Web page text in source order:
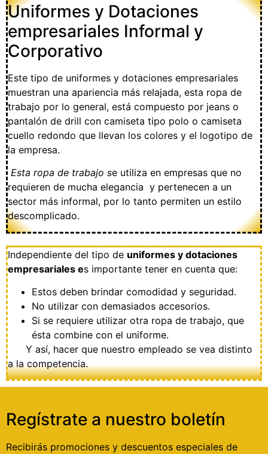
Uniformes y Dotaciones
empresariales Informal y
Corporativo
Este tipo de uniformes y dotaciones empresariales
muestran una apariencia más relajada, esta ropa de
trabajo por lo general, está compuesto por jeans o
pantalón de drill con camiseta tipo polo o camiseta
cuello redondo que llevan los colores y el logotipo de
la empresa.
Esta ropa de trabajo se utiliza en empresas que no
requieren de mucha elegancia y pertenecen a un
sector más informal, por lo tanto permiten un estilo
descomplicado.
Independiente del tipo de uniformes y dotaciones
empresariales es importante tener en cuenta que:
Estos deben brindar comodidad y seguridad.
No utilizar con demasiados accesorios.
Si se requiere utilizar otra ropa de trabajo, que
ésta combine con el uniforme.
Y así, hacer que nuestro empleado se vea distinto
a la competencia.
Regístrate a nuestro boletín
Recibirás promociones y descuentos especiales de